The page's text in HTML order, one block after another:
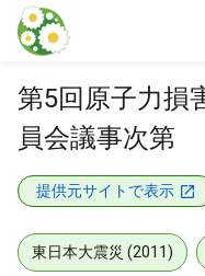
本文に飛ぶ
第5回原子力損
員会議事次第
提供元サイトで表示
東日本大震災 (2011)